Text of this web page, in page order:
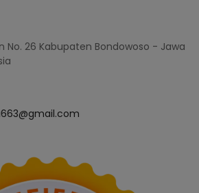
No. 26 Kabupaten Bondowoso - Jawa